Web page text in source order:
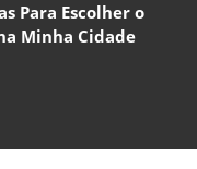
Para Escolher o
Minha Cidade